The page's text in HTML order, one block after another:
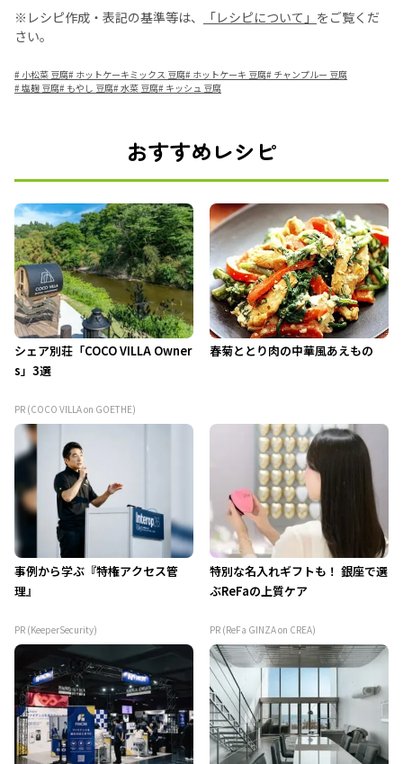
※レシピ作成・表記の基準等は、
「レシピについて」 をご覧くだ
さい。
# 小松菜 豆腐# ホットケーキミックス 豆腐# ホットケーキ 豆腐# チャンプルー 豆腐
#塩麹 豆腐# もやし 豆腐#水菜 豆腐# キッシュ 豆腐
おすすめレシピ
シェア別荘「COCO VILLA Owner
s」3選
PR (COCO VILLA on GOETHE)
春菊ととり肉の中華風あえもの
事例から学ぶ『特権アクセス管
理』
PR (KeeperSecurity)
特別な名入れギフトも！ 銀座で選
ぶReFaの上質ケア
PR (ReFa GINZA on CREA)